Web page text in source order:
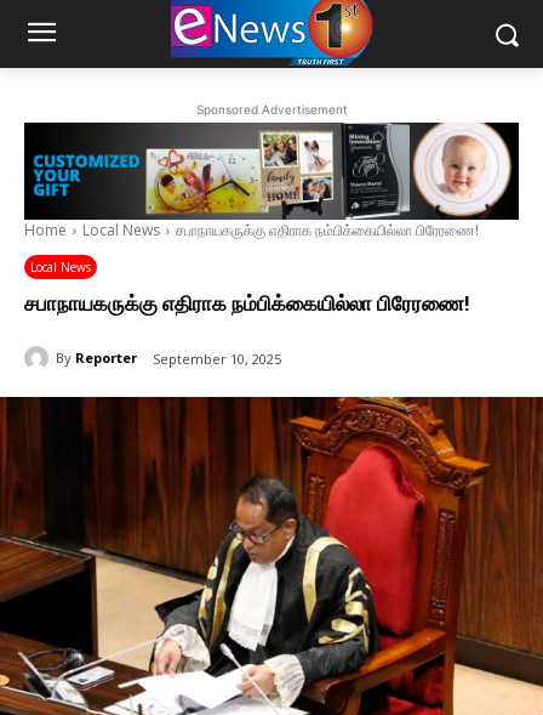
Sponsored Advertisement
Home Local News சபாநாயகருக்கு எதிராக நம்பிக்கையில்லா பிரேரணை!
Local News
சபாநாயகருக்கு எதிராக நம்பிக்கையில்லா பிரேரணை!
By Reporter September 10, 2025